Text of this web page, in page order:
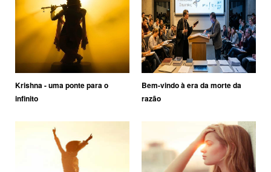
Krishna - uma ponte para o
infinito
Bem-vindo à era da morte da
razão